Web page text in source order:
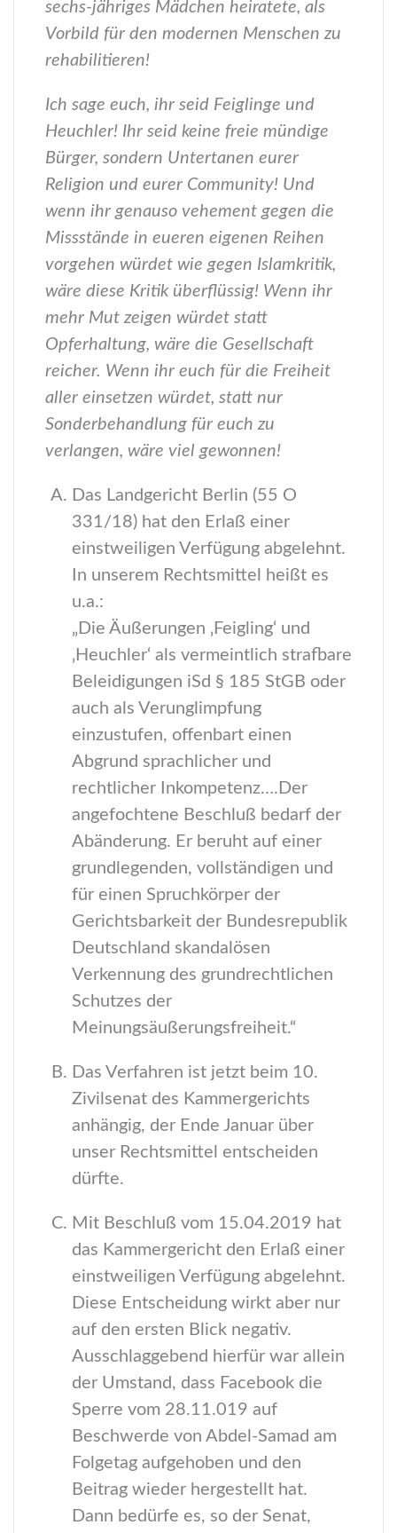
sechs-jähriges Mädchen heiratete, als
Vorbild für den modernen Menschen zu
rehabilitieren!
Ich sage euch, ihr seid Feiglinge und
Heuchler! Ihr seid keine freie mündige
Bürger, sondern Untertanen eurer
Religion und eurer Community! Und
wenn ihr genauso vehement gegen die
Missstände in eueren eigenen Reihen
vorgehen würdet wie gegen Islamkritik,
wäre diese Kritik überflüssig! Wenn ihr
mehr Mut zeigen würdet statt
Opferhaltung, wäre die Gesellschaft
reicher. Wenn ihr euch für die Freiheit
aller einsetzen würdet, statt nur
Sonderbehandlung für euch zu
verlangen, wäre viel gewonnen!
Das Landgericht Berlin (55 O
331/18) hat den Erlaß einer
einstweiligen Verfügung abgelehnt.
In unserem Rechtsmittel heißt es
u.a.:
„Die Äußerungen ‚Feigling‘ und
‚Heuchler‘ als vermeintlich strafbare
Beleidigungen iSd § 185 StGB oder
auch als Verunglimpfung
einzustufen, offenbart einen
Abgrund sprachlicher und
rechtlicher Inkompetenz….Der
angefochtene Beschluß bedarf der
Abänderung. Er beruht auf einer
grundlegenden, vollständigen und
für einen Spruchkörper der
Gerichtsbarkeit der Bundesrepublik
Deutschland skandalösen
Verkennung des grundrechtlichen
Schutzes der
Meinungsäußerungsfreiheit.“
Das Verfahren ist jetzt beim 10.
Zivilsenat des Kammergerichts
anhängig, der Ende Januar über
unser Rechtsmittel entscheiden
dürfte.
Mit Beschluß vom 15.04.2019 hat
das Kammergericht den Erlaß einer
einstweiligen Verfügung abgelehnt.
Diese Entscheidung wirkt aber nur
auf den ersten Blick negativ.
Ausschlaggebend hierfür war allein
der Umstand, dass Facebook die
Sperre vom 28.11.019 auf
Beschwerde von Abdel-Samad am
Folgetag aufgehoben und den
Beitrag wieder hergestellt hat.
Dann bedürfe es, so der Senat,